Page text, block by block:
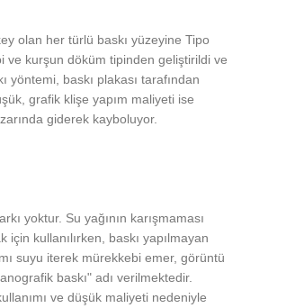
olan her türlü baskı yüzeyine Tipo
ve kurşun döküm tipinden geliştirildi ve
yöntemi, baskı plakası tarafından
grafik klişe yapım maliyeti ise
giderek kayboluyor.
yoktur. Su yağının karışmaması
kullanılırken, baskı yapılmayan
suyu iterek mürekkebi emer, görüntü
baskı" adı verilmektedir.
ve düşük maliyeti nedeniyle